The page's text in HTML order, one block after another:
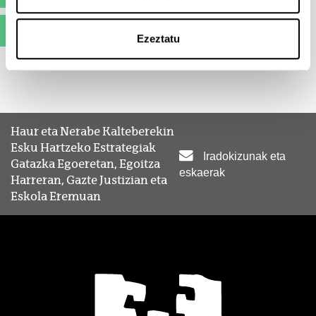
Ezeztatu
(Beste leiho bat zabalduko du)
Haur eta Nerabe Kalteberekin
Esku Hartzeko Estrategiak
Gatazka Egoeretan, Egoitza
Harreran, Gazte Justizian eta
Eskola Eremuan
Iradokizunak eta
eskaerak